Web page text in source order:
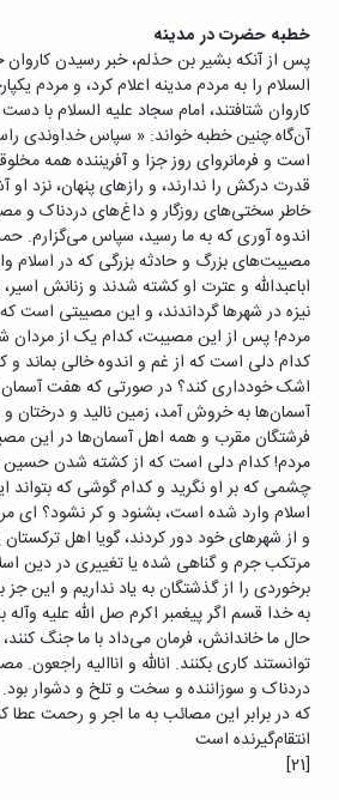
خطبه حضرت در مدینه
پس از آنکه بشیر بن حذلم، خبر رسیدن
السلام را به مردم مدینه اعلام کرد، و مردم
کاروان شتافتند، امام سجاد علیه السلام با
آن‌گاه چنین خطبه خواند: « سپاس خداوندی
است و فرمانروای روز جزا و آفریننده همه
قدرت درکش را ندارند، و رازهای پنهان، نزد
خاطر سختی‌های روزگار و داغ‌های دردناک و
اندوه آوری که به ما رسید، سپاس می‌گزارم.
مصیبت‌های بزرگ و حادثه بزرگی که در اسلام
اباعبدالله و عترت او کشته شدند و زنانش
نیزه در شهرها گرداندند، و این مصیبتی است
مردم! پس از این مصیبت، کدام یک از مردان
کدام دلی است که از غم و اندوه خالی بماند
اشک خودداری کند؟ در صورتی که هفت آسمان
آسمان‌ها به خروش آمد، زمین نالید و درختان و
فرشتگان مقرب و همه اهل آسمان‌ها در این
مردم! کدام دلی است که از کشته شدن حسین
چشمی که بر او نگرید و کدام گوشی که بتواند
اسلام وارد شده است، بشنود و کر نشود؟ ای
و از شهرهای خود دور کردند، گویا اهل ترکستان
مرتکب جرم و گناهی شده یا تغییری در دین
برخوردی را از گذشتگان به یاد نداریم و این
به خدا قسم اگر پیغمبر اکرم صل الله علیه
حال ما خاندانش، فرمان می‌داد با ما جنگ
توانستند کاری بکنند. انالله و اناالیه
دردناک و سوزاننده و سخت و تلخ و دشوار بود.
که در برابر این مصائب به ما اجر و رحمت عطا
[21]